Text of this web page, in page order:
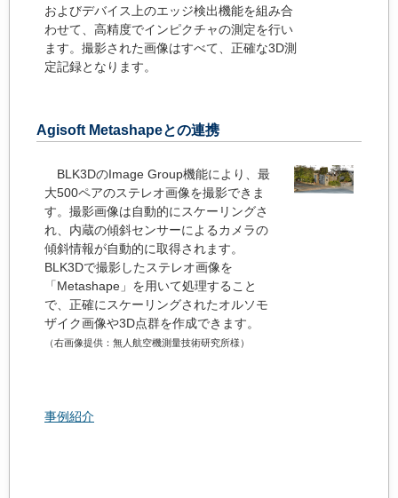
およびデバイス上のエッジ検出機能を組み合
わせて、高精度でインピクチャの測定を行い
ます。撮影された画像はすべて、正確な3D測
定記録となります。
Agisoft Metashapeとの連携
BLK3DのImage Group機能により、最
大500ペアのステレオ画像を撮影できま
す。撮影画像は自動的にスケーリングさ
れ、内蔵の傾斜センサーによるカメラの
傾斜情報が自動的に取得されます。
BLK3Dで撮影したステレオ画像を
「Metashape」を用いて処理すること
で、正確にスケーリングされたオルソモ
ザイク画像や3D点群を作成できます。
（右画像提供：無人航空機測量技術研究所様）
事例紹介